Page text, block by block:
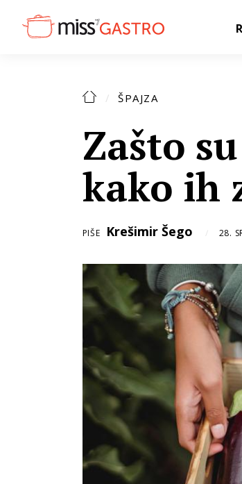
ŠPAJZA
Zašto
kako ih
PIŠE Krešimir Šego 28.